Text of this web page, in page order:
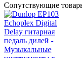
Сопутствующие